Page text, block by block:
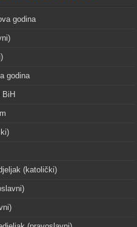
godina
godina
BiH
(katolički)